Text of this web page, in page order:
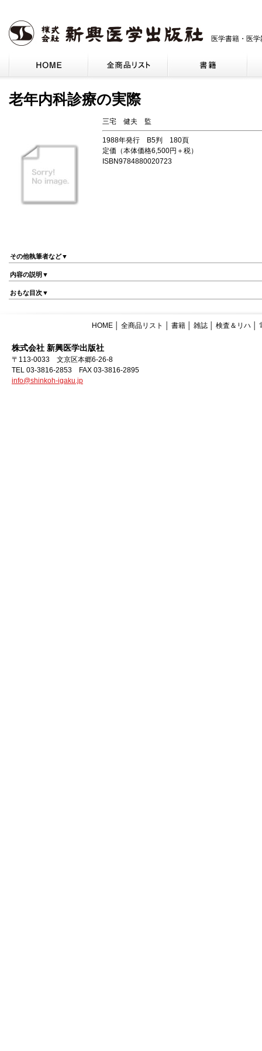
医学書籍・医
老年内科診療の実際
三宅 健夫 監
1988年発行 B5判 180頁
定価（本体価格6,500円＋税）
ISBN9784880020723
その他執筆者など▼
内容の説明▼
おもな目次▼
HOME 全商品リスト 書籍 雑誌 検査＆リハ
株式会社 新興医学出版社
〒113-0033 文京区本郷6-26-8
TEL 03-3816-2853 FAX 03-3816-2895
info@shinkoh-igaku.jp